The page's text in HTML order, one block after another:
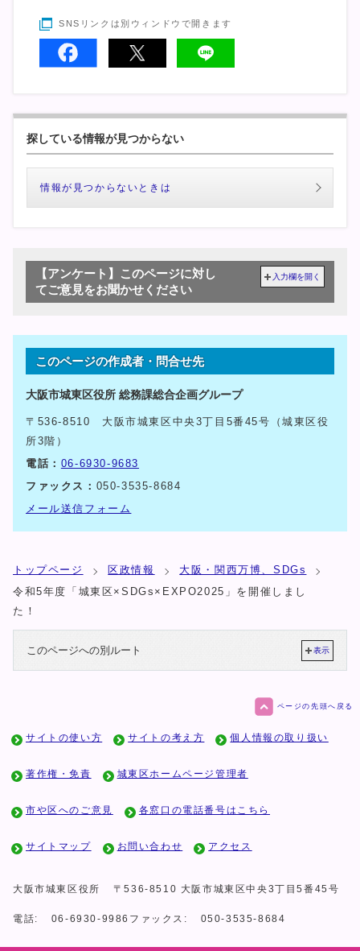
SNSリンクは別ウィンドウで開きます
探している情報が見つからない
情報が見つからないときは
【アンケート】このページに対し
てご意見をお聞かせください
入力欄を開く
このページの作成者・問合せ先
大阪市城東区役所 総務課総合企画グループ
〒536-8510 大阪市城東区中央3丁目5番45号（城東区役
所3階）
電話： 06-6930-9683
ファックス： 050-3535-8684
メール送信フォーム
トップページ 区政情報
大阪・関西万博、SDGs
令和5年度「城東区×SDGs×EXPO2025」を開催しまし
た！
このページへの別ルート 表示
ページの先頭へ戻る
サイトの使い方 サイトの考え方 個人情報の取り扱い
著作権・免責 城東区ホームページ管理者
市や区へのご意見 各窓口の電話番号はこちら
サイトマップ お問い合わせ アクセス
大阪市城東区役所 〒536-8510 大阪市城東区中央3丁目5番45号
電話: 06-6930-9986 ファックス: 050-3535-8684